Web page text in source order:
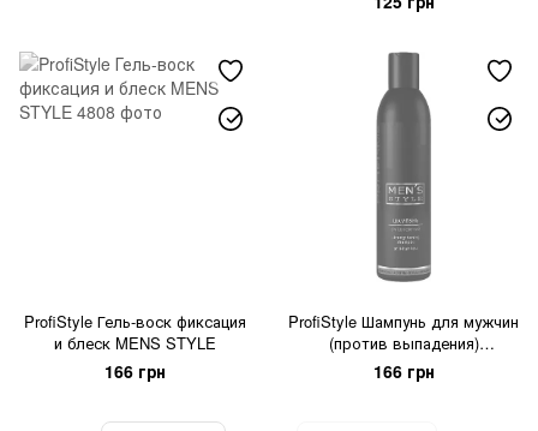
ProfiStyle Гель-воск фиксация
и блеск MENS STYLE
166 грн
ProfiStyle Шампунь для мужчин
(против выпадения)
УКРЕПЛЯЮЩИЙ
166 грн